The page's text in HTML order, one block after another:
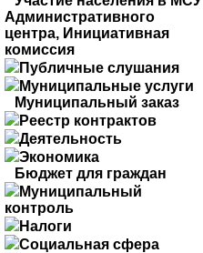
Административного
центра, Инициативная
комиссия
Публичные слушания
Муниципальные услуги
Муниципальный заказ
Реестр контрактов
Деятельность
Экономика
Бюджет для граждан
Муниципальный
контроль
Налоги
Социальная сфера